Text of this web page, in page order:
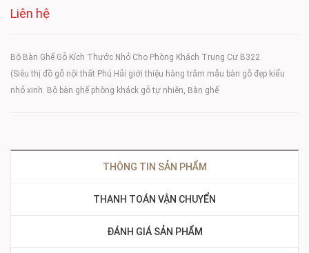
Liên hệ
Bộ Bàn Ghế Gỗ Kích Thước Nhỏ Cho Phòng Khách Trung Cư B322
(Siêu thị đồ gỗ nội thất Phú Hải giới thiệu hàng trăm mẫu bàn gỗ đẹp kiểu
nhỏ xinh. Bộ bàn ghế phòng kháck gỗ tự nhiên, Bàn ghế
THÔNG TIN SẢN PHẨM
THANH TOÁN VẬN CHUYỂN
ĐÁNH GIÁ SẢN PHẨM